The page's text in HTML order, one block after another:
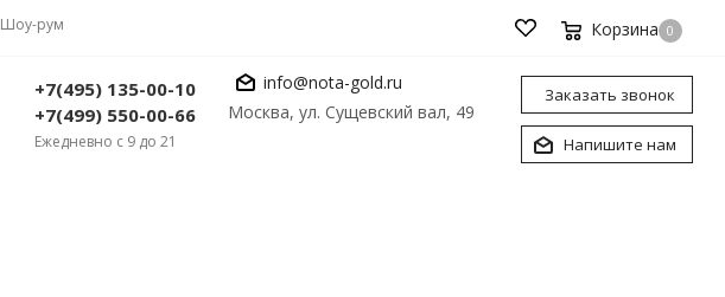
Шоу-рум Корзина 0
+7(495) 135-00-10
+7(499) 550-00-66
Ежедневно с 9 до 21
info@nota-gold.ru
Москва, ул. Сущевский вал, 49
Заказать звонок
Напишите нам